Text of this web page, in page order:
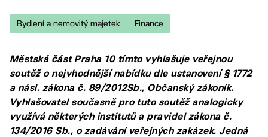
Bydlení a nemovitý majetek Finance
Městská část Praha 10 tímto vyhlašuje veřejnou
soutěž o nejvhodnější nabídku dle ustanovení § 1772
a násl. zákona č. 89/2012Sb., Občanský zákoník.
Vyhlašovatel současně pro tuto soutěž analogicky
využívá některých institutů a pravidel zákona č.
134/2016 Sb., o zadávání veřejných zakázek. Jedná